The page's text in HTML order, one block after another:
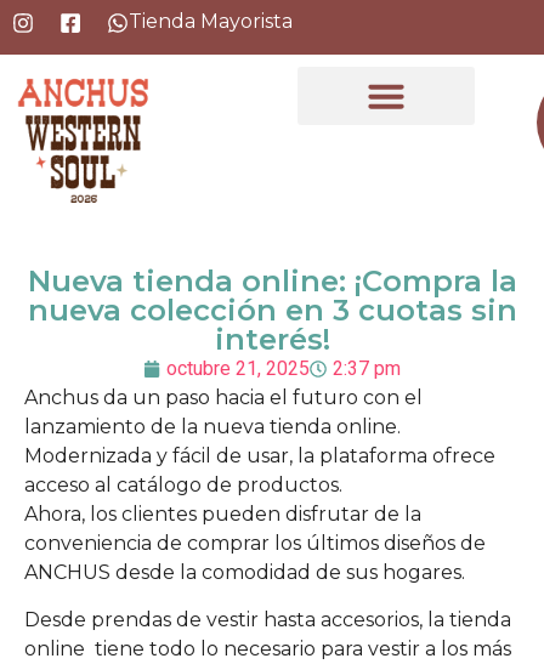
Tienda Mayorista
Nueva tienda online: ¡Compra la
nueva colección en 3 cuotas sin
interés!
octubre 21, 2025
2:37 pm
Anchus da un paso hacia el futuro con el
lanzamiento de la nueva tienda online.
Modernizada y fácil de usar, la plataforma ofrece
acceso al catálogo de productos.
Ahora, los clientes pueden disfrutar de la
conveniencia de comprar los últimos diseños de
ANCHUS desde la comodidad de sus hogares.
Desde prendas de vestir hasta accesorios, la tienda
online tiene todo lo necesario para vestir a los más